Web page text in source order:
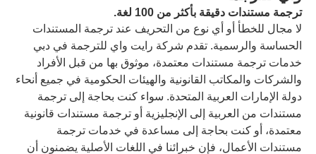
بأكثر من 100 لغة.
أي نوع من التحريف عند ترجمة المستندات
تقدم شركة رايت واي للترجمة في دبي
معتمدة، موثوق بها من قبل الأفراد
القانونية والهيئات الحكومية في جميع أنحاء
المتحدة. سواء كنت بحاجة إلى ترجمة
إلى الإنجليزية أو ترجمة مستندات قانونية
بحاجة إلى مساعدة في خدمات ترجمة
فإن خبرائنا في اللغات الأصلية يضمنون أن